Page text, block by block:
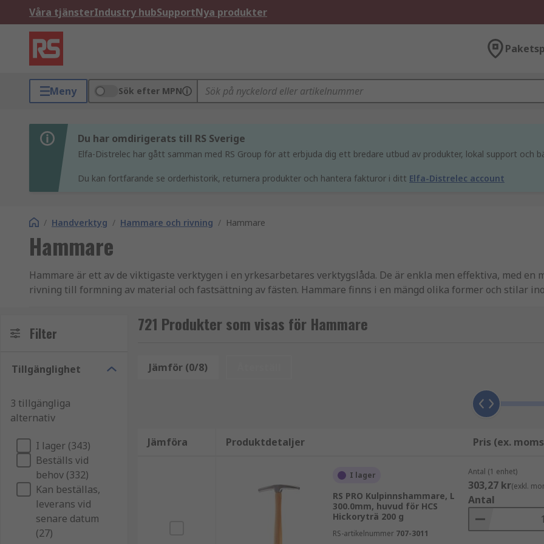
Våra tjänsterIndustry hubSupportNya produkter
Meny Sök efter MPN
Du har omdirigerats till RS Sverige
Elfa-Distrelec har gått samman med RS Group för att erbjuda dig ett bredare utbud av produkter, lokal support och
Du kan fortfarande se orderhistorik, returnera produkter och hantera fakturor i ditt Elfa-Distrelec account
/ Handverktyg / Hammare och rivning / Hammare
Hammare
Hammare är ett av de viktigaste verktygen i en yrkesarbetares verktygslåda. De är enkla men effektiva, med en
rivning till formning av material och fastsättning av fästen. Hammare finns i en mängd olika former och stilar
huvudgrupper: Kulhammare, Klohammare, Klubbor och Släggor.
Kulhammare är extremt mångsidiga handverktyg, tillräckligt små för att passa i verktygslådor eller väskor och
urval av kulhammare erbjuder smidda och värmebehandlade huvuden för ökad hållbarhet, utmärkt
trötthet, och ett utbud av handtag för komfort, styrka och hållbarhet.
Klohammare
Klohammare, oftast förknippade med träarbete, kan användas för en mängd olika jobb. Klohammare har två
in spikar i ett objekt eller slå på föremål som mejslar eller delar av ett projekt på plats, och den andra är en
spikar eller bända isär föremål. Klohammare finns i olika material och kan ha handtag av metall, trä eller
storlekar för att passa både användaren och jobbet som ska utföras.
Klubbor
Filter
Tillgänglighet
3 tillgängliga
alternativ
I lager (343)
Beställs vid
behov (332)
Kan beställas,
leverans vid
senare datum
(27)
721 Produkter som visas för Hammare
Jämför (0/8)
Jämföra Produktdetaljer Pris (ex.
I lager
RS PRO Kulpinnshammare, L
300.0mm, huvud för HCS
Hickoryträ 200 g
RS-artikelnummer 707-3011
Antal (1 enhet)
303,27 kr(exkl.
Antal